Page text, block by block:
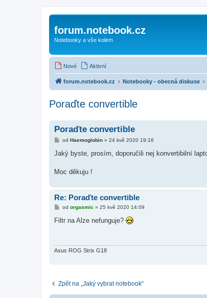
forum.notebook.cz
Notebooky a vše kolem
Nové Aktivní
forum.notebook.cz Notebooky - obecná diskuse
Poraďte convertible
Poraďte convertible
P
í
ě
k
od Haemoglobin» 24 kvě 2020 19:16
Jaký byste, prosím, doporučili nej konvertibilní
Moc děkuju !
Re: Poraďte convertible
P
í
e
od orgasmic » 25 kvě 2020 14:09
Filtr na Alze nefunguje?
Asus ROG Strix G18
Zpět na „Jaký vybrat notebook“